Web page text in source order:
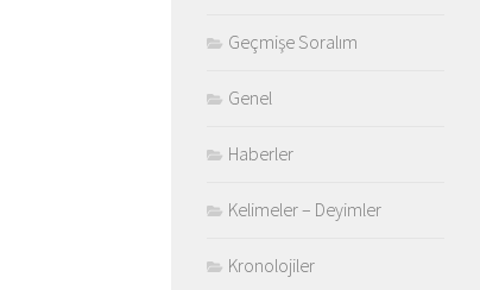
Geçmişe Soralım
Genel
Haberler
Kelimeler – Deyimler
Kronolojiler